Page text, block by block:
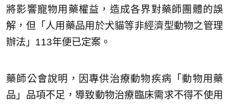
將影響寵物用藥權益，造成各界對藥師團體的誤
解，但「人用藥品用於犬貓等非經濟型動物之管理
辦法」113年便已定案。
藥師公會說明，因專供治療動物疾病「動物用藥
品」品項不足，導致動物治療臨床需求不得不使用